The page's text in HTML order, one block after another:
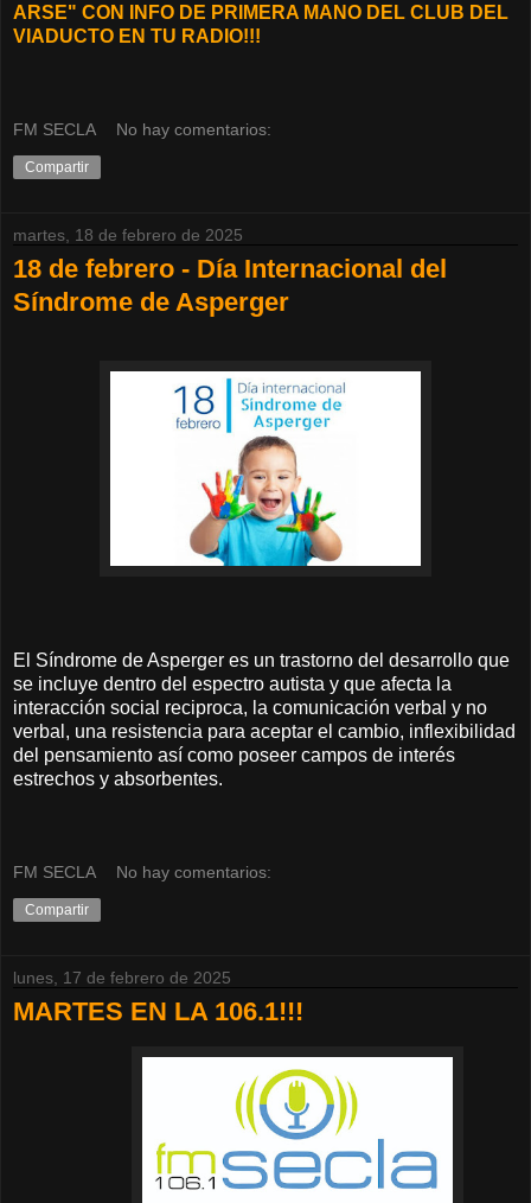
ARSE" CON INFO DE PRIMERA MANO DEL CLUB DEL
VIADUCTO EN TU RADIO!!!
FM SECLA No hay comentarios:
Compartir
martes, 18 de febrero de 2025
18 de febrero - Día Internacional del
Síndrome de Asperger
El Síndrome de Asperger es un trastorno del desarrollo que
se incluye dentro del espectro autista y que afecta la
interacción social reciproca, la comunicación verbal y no
verbal, una resistencia para aceptar el cambio, inflexibilidad
del pensamiento así como poseer campos de interés
estrechos y absorbentes.
FM SECLA No hay comentarios:
Compartir
lunes, 17 de febrero de 2025
MARTES EN LA 106.1!!!